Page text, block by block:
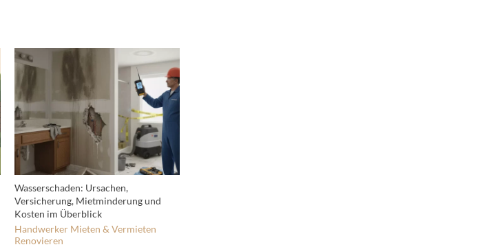
Wasserschaden: Ursachen,
Versicherung, Mietminderung und
Kosten im Überblick
Handwerker Mieten & Vermieten
Renovieren